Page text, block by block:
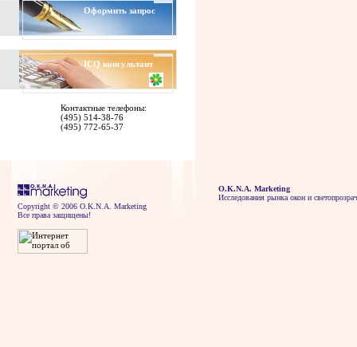
Оформить запрос
ICQконсультант
Контактные телефоны:
(495) 514-38-76
(495) 772-65-37
Copyright © 2006 O.K.N.A. Marketing
Все права защищены!
O.K.N.A. Marketing
Исследования рынка окон и